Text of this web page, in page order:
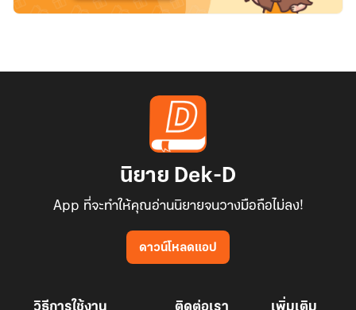
ไป!
นิยาย Dek-D
App ที่จะทำให้คุณอ่านนิยายจนวางมือถือไม่ลง!
ดาวน์โหลดแอป